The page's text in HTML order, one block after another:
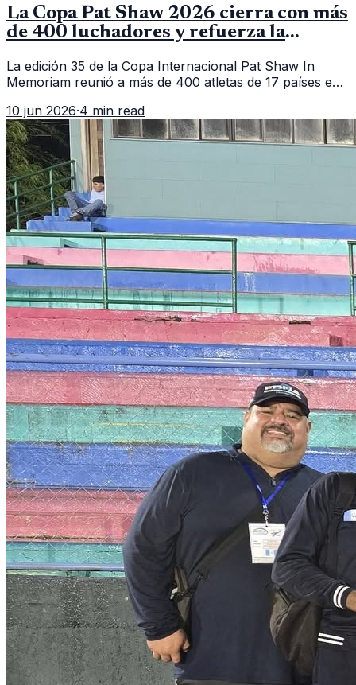
La Copa Pat Shaw 2026 cierra con más
de 400 luchadores y refuerza la
La edición 35 de la Copa Internacional Pat Shaw In
Memoriam reunió a más de 400 atletas de 17 países en
delegación nacional, según el balance oficial de CDAG.
10 jun 2026·4 min read